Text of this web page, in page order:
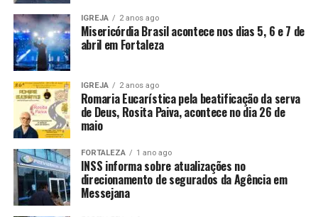
IGREJA 2 anos ago
Misericórdia Brasil acontece nos dias 5, 6 e 7 de
abril em Fortaleza
IGREJA 2 anos ago
Romaria Eucarística pela beatificação da serva
de Deus, Rosita Paiva, acontece no dia 26 de
maio
FORTALEZA 1 ano ago
INSS informa sobre atualizações no
direcionamento de segurados da Agência em
Messejana